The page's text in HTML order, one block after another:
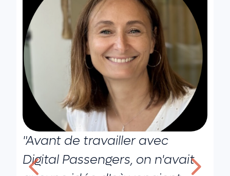
"Avant de travailler avec
Digital Passengers, on n'avait